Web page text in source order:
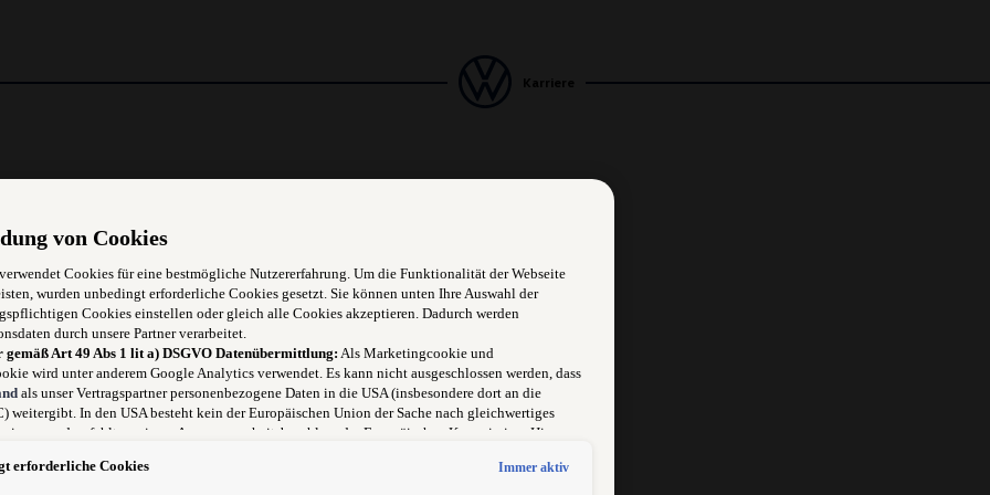
Karriere
von Cookies
Cookies für eine bestmögliche Nutzererfahrung. Um die Funktionalität der Webseite
wurden unbedingt erforderliche Cookies gesetzt. Sie können unten Ihre Auswahl der
Cookies einstellen oder gleich alle Cookies akzeptieren. Dadurch werden
durch unsere Partner verarbeitet.
gemäß Art 49 Abs 1 lit a) DSGVO Datenübermittlung: Als Marketingcookie und
wird unter anderem Google Analytics verwendet. Es kann nicht ausgeschlossen werden, dass
als unser Vertragspartner personenbezogene Daten in die USA (insbesondere dort an die
weitergibt. In den USA besteht kein der Europäischen Union der Sache nach gleichwertiges
und es fehlt an einem Angemessenheitsbeschluss der Europäischen Kommission. Hieraus
können, in den USA keine Datenschutzgrundsätze bestehen, und weil nicht ausgeschlossen
erforderliche Cookies Immer aktiv